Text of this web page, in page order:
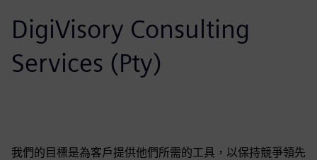
DigiVisory Consulting
Services (Pty)
我們的目標是為客戶提供他們所需的工具，以保持競爭領先